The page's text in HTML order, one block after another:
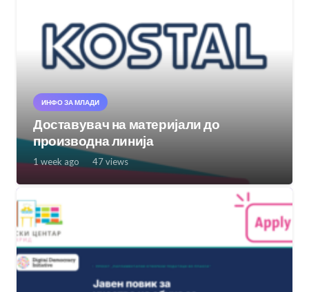
ИНФО ЗА МЛАДИ
Доставувач на материјали до
производна линија
1 week ago 47views